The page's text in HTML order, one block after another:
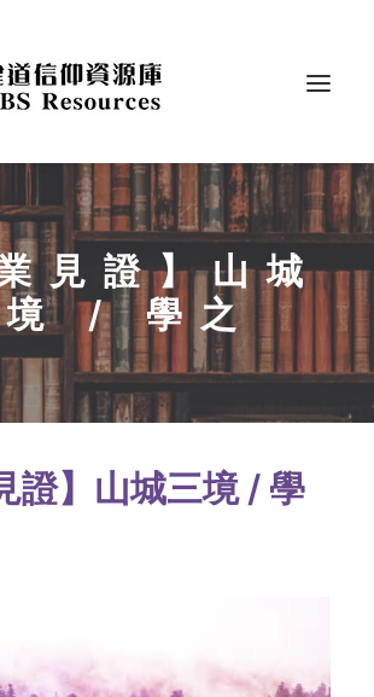
業見證】山城
境 / 學之
證】山城三境 / 學